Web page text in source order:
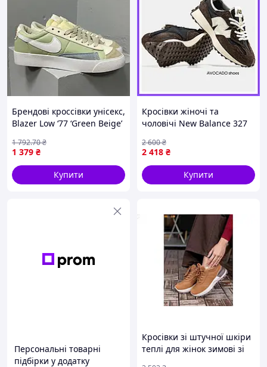
Брендові кроссівки унісекс,
Blazer Low ‘77 ‘Green Beige’
1 379 ₴
1 792.70₴
Купити
Кросівки жіночі та
чоловічі New Balance 327
кросівки Нью Беланс 327
насичено коричневі
2 418 ₴
2 600₴
Купити
Персональні товарні
підбірки у додатку
Кросівки зі штучної шкіри
теплі для жінок зимові зі